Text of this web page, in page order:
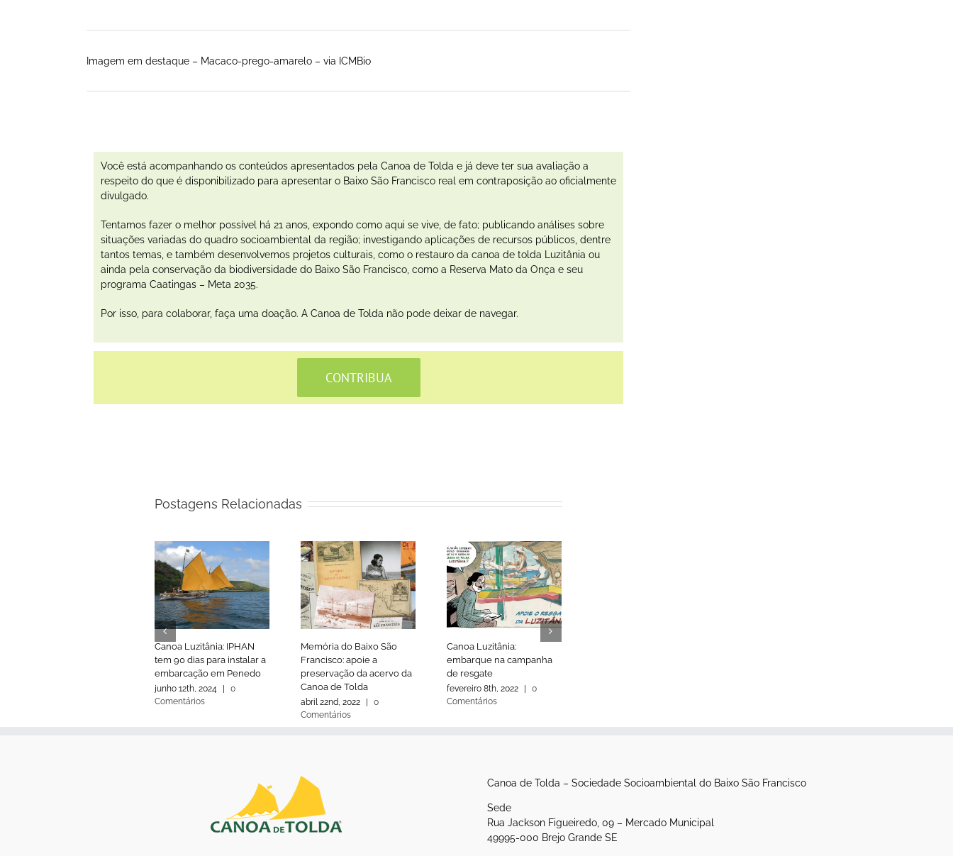
Imagem em destaque – Macaco-prego-amarelo – via ICMBio
Você está acompanhando os conteúdos apresentados pela Canoa de Tolda e já deve ter sua avaliação a
respeito do que é disponibilizado para apresentar o Baixo São Francisco real em contraposição ao oficialmente
divulgado.
Tentamos fazer o melhor possível há 21 anos, expondo como aqui se vive, de fato; publicando análises sobre
situações variadas do quadro socioambiental da região; investigando aplicações de recursos públicos, dentre
tantos temas, e também desenvolvemos projetos culturais, como o restauro da canoa de tolda Luzitânia ou
ainda pela conservação da biodiversidade do Baixo São Francisco, como a Reserva Mato da Onça e seu
programa Caatingas – Meta 2035.
Por isso, para colaborar, faça uma doação. A Canoa de Tolda não pode deixar de navegar.
CONTRIBUA
Postagens Relacionadas
Canoa Luzitânia: IPHAN
tem 90 dias para instalar a
embarcação em Penedo
junho 12th, 2024 |
0
Comentários
Memória do Baixo São
Francisco: apoie a
preservação da acervo da
Canoa de Tolda
abril 22nd, 2022 |
0
Comentários
Canoa Luzitânia:
embarque na campanha
de resgate
fevereiro 8th, 2022 |
0
Comentários
Canoa de Tolda – Sociedade Socioambiental do Baixo São Francisco
Sede
Rua Jackson Figueiredo, 09 – Mercado Municipal
49995-000 Brejo Grande SE